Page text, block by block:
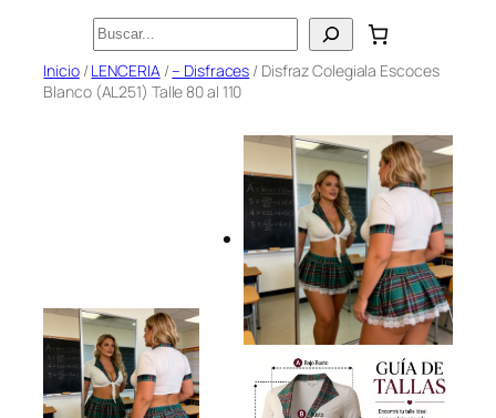
contenido
Buscar
Inicio/LENCERIA/– Disfraces / Disfraz Colegiala Escoces
Blanco (AL251) Talle 80 al 110